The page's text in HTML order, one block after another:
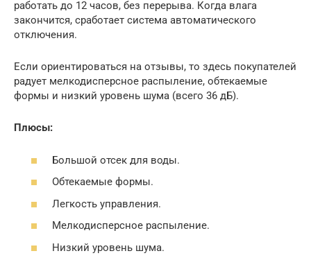
работать до 12 часов, без перерыва. Когда влага
закончится, сработает система автоматического
отключения.
Если ориентироваться на отзывы, то здесь покупателей
радует мелкодисперсное распыление, обтекаемые
формы и низкий уровень шума (всего 36 дБ).
Плюсы:
Большой отсек для воды.
Обтекаемые формы.
Легкость управления.
Мелкодисперсное распыление.
Низкий уровень шума.